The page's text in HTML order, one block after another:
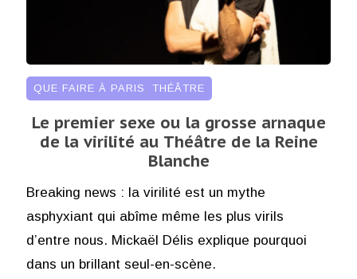
QUE FAIRE À PARIS THÉÂTRE
Le premier sexe ou la grosse arnaque
de la virilité au Théâtre de la Reine
Blanche
Breaking news : la virilité est un mythe
asphyxiant qui abîme même les plus virils
d’entre nous. Mickaël Délis explique pourquoi
dans un brillant seul-en-scène.